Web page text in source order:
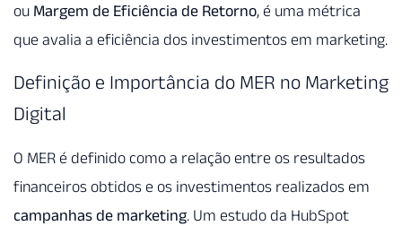
ou Margem de Eficiência de Retorno, é uma métrica
que avalia a eficiência dos investimentos em marketing.
Definição e Importância do MER no Marketing
Digital
O MER é definido como a relação entre os resultados
financeiros obtidos e os investimentos realizados em
campanhas de marketing. Um estudo da HubSpot